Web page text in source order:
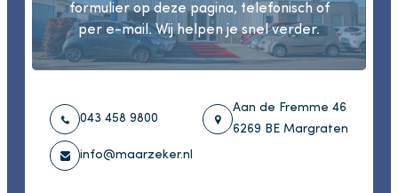
formulier op deze pagina, telefonisch of
per e-mail. Wij helpen je snel verder.
043 458 9800
Aan de Fremme 46
6269 BE Margraten
info@maarzeker.nl